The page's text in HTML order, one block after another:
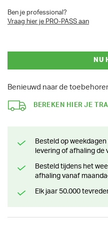
Ben je professional?
Vraag hier je PRO-PASS aan
NU
Benieuwd naar de
BEREKEN HIER JE
Besteld op weekdagen voor 13 uur? Klaar voor
levering of afhaling de
Besteld tijdens het weekend? Klaar voor levering of
afhaling vanaf
Elk jaar 50.000